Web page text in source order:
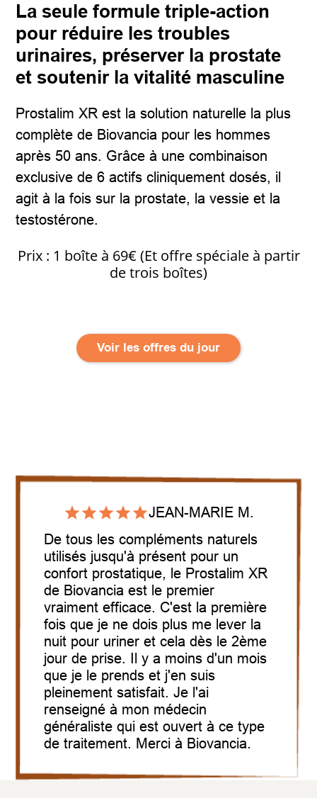
La seule formule triple-action
pour réduire les troubles
urinaires, préserver la prostate
et soutenir la vitalité masculine
Prostalim XR est la solution naturelle la plus
complète de Biovancia pour les hommes
après 50 ans. Grâce à une combinaison
exclusive de 6 actifs cliniquement dosés, il
agit à la fois sur la prostate, la vessie et la
testostérone.
Prix : 1 boîte à 69€ (Et offre spéciale à partir
de trois boîtes)
Voir les offres du jour
JEAN-MARIE M.
De tous les compléments naturels
utilisés jusqu'à présent pour un
confort prostatique, le Prostalim XR
de Biovancia est le premier
vraiment efficace. C'est la première
fois que je ne dois plus me lever la
nuit pour uriner et cela dès le 2ème
jour de prise. Il y a moins d'un mois
que je le prends et j'en suis
pleinement satisfait. Je l'ai
renseigné à mon médecin
généraliste qui est ouvert à ce type
de traitement. Merci à Biovancia.